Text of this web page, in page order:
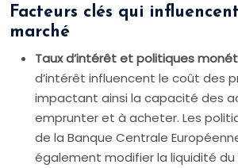
Facteurs clés qui
marché
Taux d’intérêt et politiques
d’intérêt influencent le coût des
impactant ainsi la capacité des
emprunter et à acheter. Les
de la Banque Centrale
également modifier la liquidité du